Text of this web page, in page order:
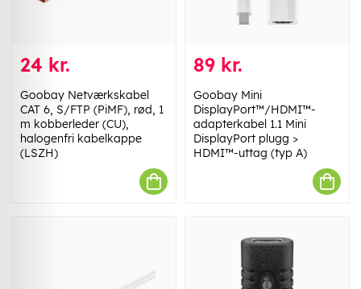
24 kr.
Goobay Netværkskabel
CAT 6, S/FTP (PiMF), rød, 1
m kobberleder (CU),
halogenfri kabelkappe
(LSZH)
89 kr.
Goobay Mini
DisplayPort™/HDMI™-
adapterkabel 1.1 Mini
DisplayPort plugg >
HDMI™-uttag (typ A)